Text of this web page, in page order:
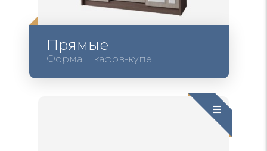
Прямые
Форма шкафов-купе